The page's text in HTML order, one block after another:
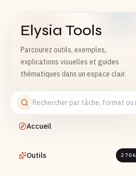
Elysia Tools
Parcourez outils, exemples,
explications visuelles et guides
thématiques dans un espace clair.
Accueil
Outils 2706